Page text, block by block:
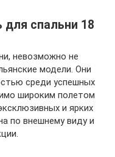
для спальни 18
невозможно не
модели. Они
среди успешных
широким полетом
и ярких
по внешнему виду и